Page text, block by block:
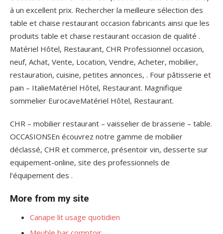
à un excellent prix. Rechercher la meilleure sélection des
table et chaise restaurant occasion fabricants ainsi que les
produits table et chaise restaurant occasion de qualité .
Matériel Hôtel, Restaurant, CHR Professionnel occasion,
neuf, Achat, Vente, Location, Vendre, Acheter, mobilier,
restauration, cuisine, petites annonces, . Four pâtisserie et
pain – ItalieMatériel Hôtel, Restaurant. Magnifique
sommelier EurocaveMatériel Hôtel, Restaurant.
CHR – mobilier restaurant – vaisselier de brasserie – table.
OCCASIONSEn écouvrez notre gamme de mobilier
déclassé, CHR et commerce, présentoir vin, desserte sur
equipement-online, site des professionnels de
l’équipement des .
More from my site
Canape lit usage quotidien